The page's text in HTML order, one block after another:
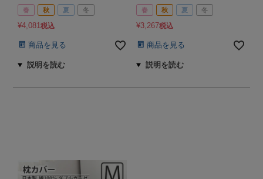
春 秋 夏 冬
¥4,081税込
商品を見る
春 秋 夏 冬
¥3,267税込
商品を見る